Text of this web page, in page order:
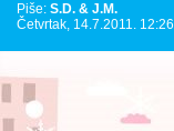
Piše: S.D. & J.M.
Četvrtak, 14.7.2011. 12:26